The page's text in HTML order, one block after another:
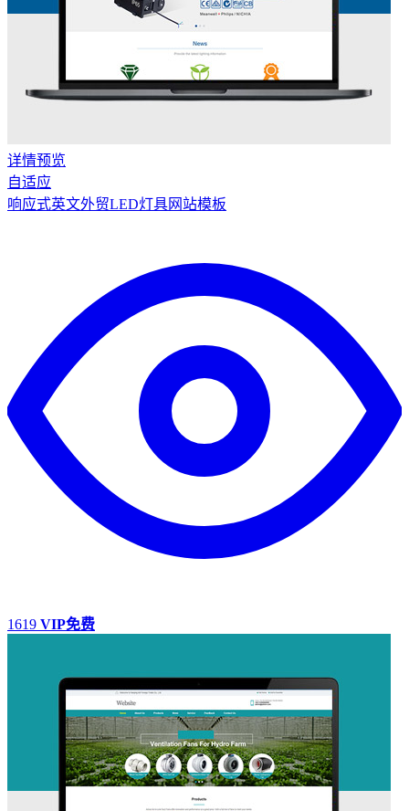
详情预览
自适应
响应式英文外贸LED灯具网站模板
1619 VIP免费